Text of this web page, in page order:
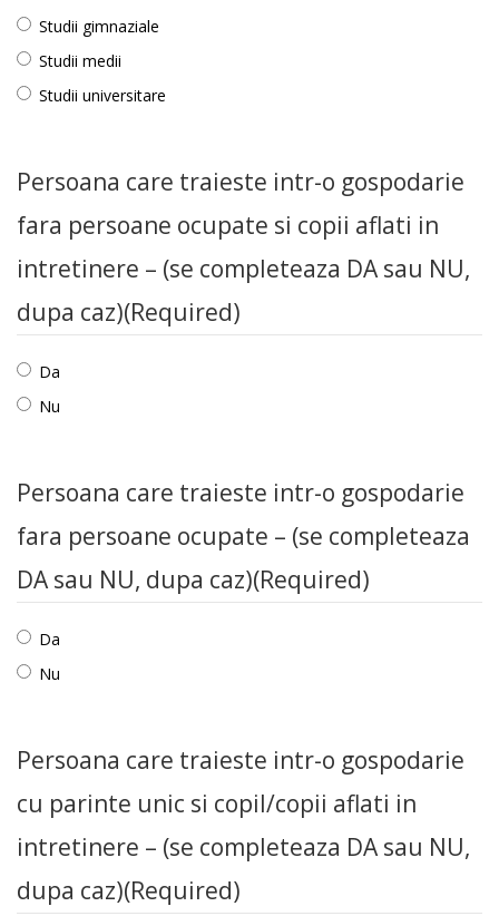
Studii gimnaziale
Studii medii
Studii universitare
Persoana care traieste intr-o gospodarie
fara persoane ocupate si copii aflati in
intretinere – (se completeaza DA sau NU,
dupa caz)(Required)
Da
Nu
Persoana care traieste intr-o gospodarie
fara persoane ocupate – (se completeaza
DA sau NU, dupa caz)(Required)
Da
Nu
Persoana care traieste intr-o gospodarie
cu parinte unic si copil/copii aflati in
intretinere – (se completeaza DA sau NU,
dupa caz)(Required)